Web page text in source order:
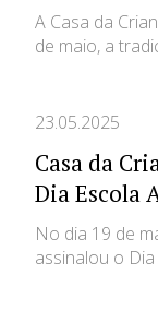
A Casa da
de maio, a
23.05.2025
Casa da
Dia Escola
No dia 19 de
assinalou o